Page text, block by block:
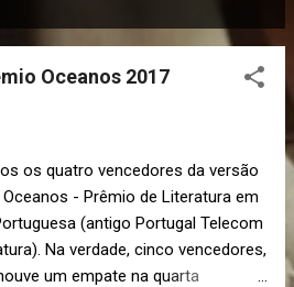
Oceanos 2017
os quatro vencedores da versão
- Prêmio de Literatura em
(antigo Portugal Telecom
Na verdade, cinco vencedores,
um empate na quarta